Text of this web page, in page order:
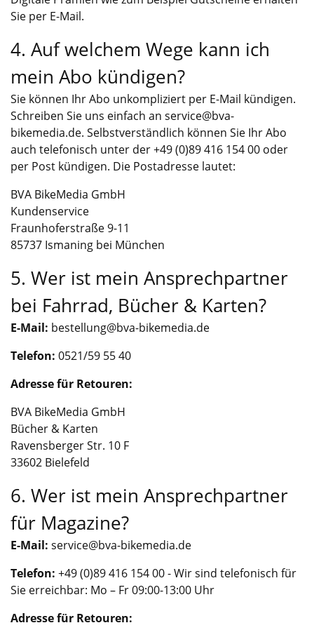
Sie per E-Mail.
4. Auf welchem Wege kann ich
mein Abo kündigen?
Sie können Ihr Abo unkompliziert per E-Mail kündigen.
Schreiben Sie uns einfach an service@bva-
bikemedia.de. Selbstverständlich können Sie Ihr Abo
auch telefonisch unter der +49 (0)89 416 154 00 oder
per Post kündigen. Die Postadresse lautet:
BVA BikeMedia GmbH
Kundenservice
Fraunhoferstraße 9-11
85737 Ismaning bei München
5. Wer ist mein Ansprechpartner
bei Fahrrad, Bücher & Karten?
E-Mail: bestellung@bva-bikemedia.de
Telefon: 0521/59 55 40
Adresse für Retouren:
BVA BikeMedia GmbH
Bücher & Karten
Ravensberger Str. 10 F
33602 Bielefeld
6. Wer ist mein Ansprechpartner
für Magazine?
E-Mail: service@bva-bikemedia.de
Telefon: +49 (0)89 416 154 00 - Wir sind telefonisch für
Sie erreichbar: Mo – Fr 09:00-13:00 Uhr
Adresse für Retouren: